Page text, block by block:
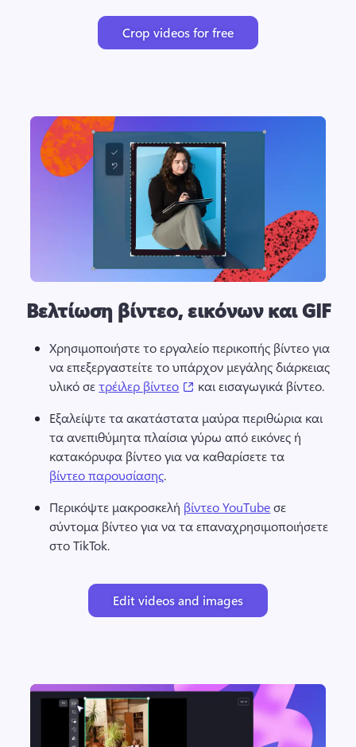
Crop videos for free
Βελτίωση βίντεο, εικόνων και GIF
Χρησιμοποιήστε το εργαλείο περικοπής βίντεο για
να επεξεργαστείτε το υπάρχον μεγάλης διάρκειας
υλικό σε τρέιλερ βίντεο (opens in a new tab)
και εισαγωγικά βίντεο.
Εξαλείψτε τα ακατάστατα μαύρα περιθώρια και
τα ανεπιθύμητα πλαίσια γύρω από εικόνες ή
κατακόρυφα βίντεο για να καθαρίσετε τα
βίντεο παρουσίασης.
Περικόψτε μακροσκελή βίντεο YouTube σε
σύντομα βίντεο για να τα επαναχρησιμοποιήσετε
στο TikTok.
Edit videos and images